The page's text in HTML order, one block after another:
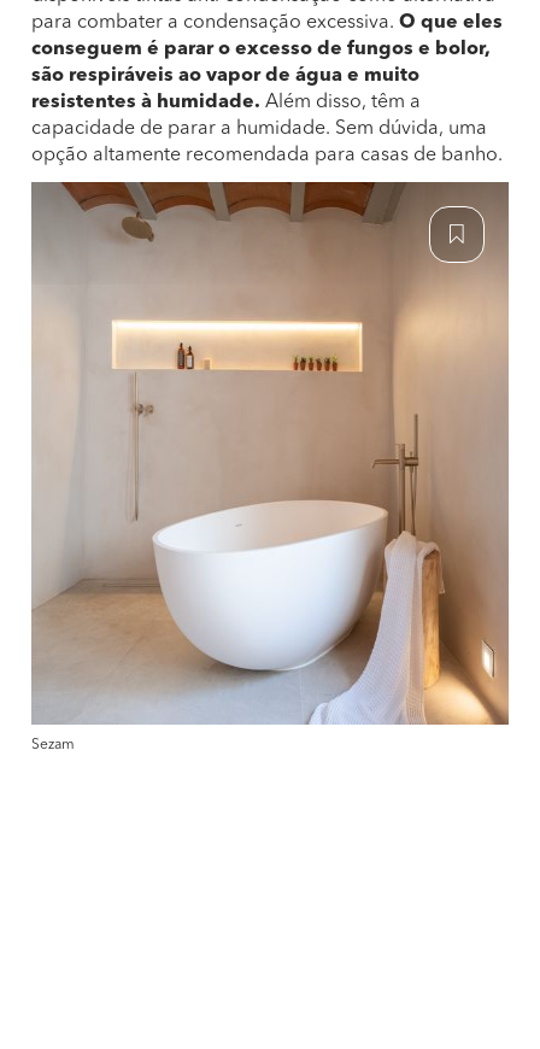
para combater a condensação excessiva. O que eles
conseguem é parar o excesso de fungos e bolor,
são respiráveis ao vapor de água e muito
resistentes à humidade. Além disso, têm a
capacidade de parar a humidade. Sem dúvida, uma
opção altamente recomendada para casas de banho.
Sezam